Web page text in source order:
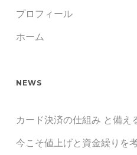
プロフィール
ホーム
NEWS
カード決済の仕組み と備え
今こそ値上げと資金繰りを